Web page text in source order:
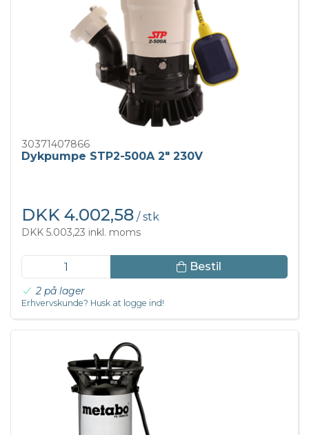
30371407866
Dykpumpe STP2-500A 2" 230V
DKK 4.002,58 / stk
DKK 5.003,23 inkl. moms
Bestil
2 på lager
Erhvervskunde? Husk at logge ind!